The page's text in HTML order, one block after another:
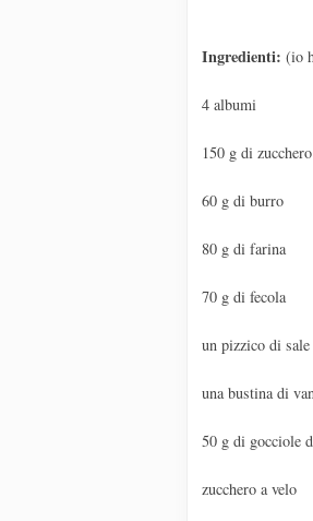
Ingredienti: (io
4 albumi
150 g di zucchero
60 g di burro
80 g di farina
70 g di fecola
un pizzico di sale
una bustina di
50 g di gocciole
zucchero a velo